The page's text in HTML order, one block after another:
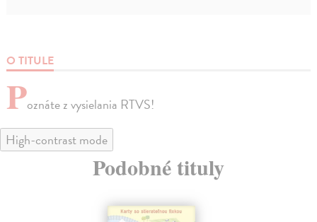
O TITULE
Poznáte z vysielania RTVS!
High-contrast mode
Podobné tituly